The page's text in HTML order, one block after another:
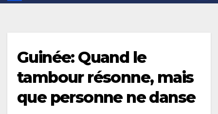
Guinée: Quand le
tambour résonne, mais
que personne ne danse